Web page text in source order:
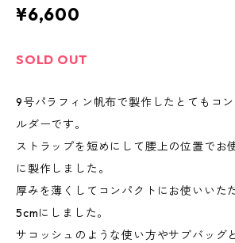
¥6,600
SOLD OUT
9号パラフィン帆布で製作したとてもコ
ルダーです。
ストラップを短めにして腰上の位置でお
に製作しました。
厚みを薄くしてコンパクトにお使いいた
5cmにしました。
サコッシュのような使い方やサブバッグ